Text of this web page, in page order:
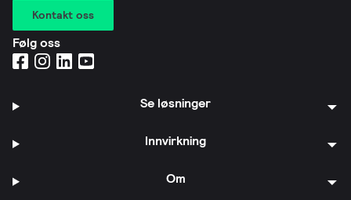
Kontakt oss
Følg oss
Se løsninger
Innvirkning
Om